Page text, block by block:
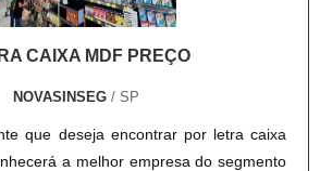
CAIXA MDF PREÇO
NOVASINSEG / SP
que deseja encontrar por letra caixa
a melhor empresa do segmento